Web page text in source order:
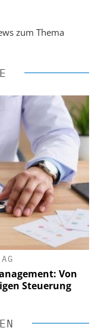
zum Thema
Von
Steuerung